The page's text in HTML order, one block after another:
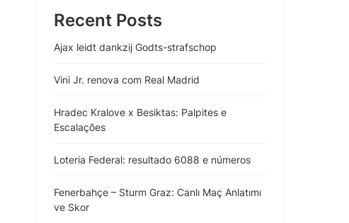
Recent Posts
Ajax leidt dankzij Godts-strafschop
Vini Jr. renova com Real Madrid
Hradec Kralove x Besiktas: Palpites e
Escalações
Loteria Federal: resultado 6088 e números
Fenerbahçe – Sturm Graz: Canlı Maç Anlatımı
ve Skor